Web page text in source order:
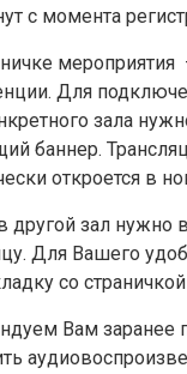
с момента
Для
зала
баннер.
откроется в
другой зал нужно
Для Вашего
со
Вам заранее